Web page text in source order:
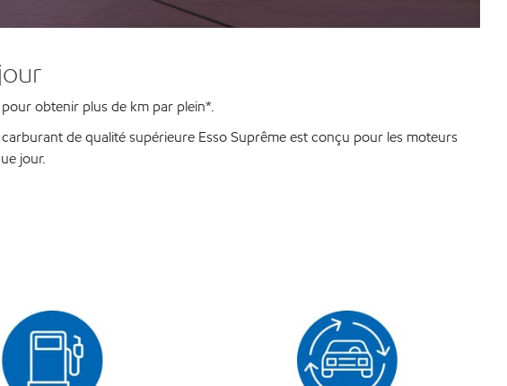
obtenir plus de km par plein*.
de qualité supérieure Esso Suprême est conçu pour les moteurs
jour.